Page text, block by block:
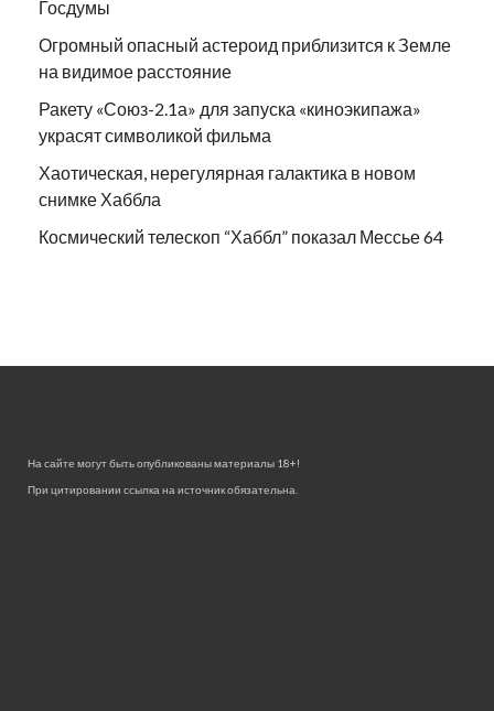
Госдумы
Огромный опасный астероид приблизится к Земле
на видимое расстояние
Ракету «Союз-2.1а» для запуска «киноэкипажа»
украсят символикой фильма
Хаотическая, нерегулярная галактика в новом
снимке Хаббла
Космический телескоп “Хаббл” показал Мессье 64
На сайте могут быть опубликованы материалы 18+!
При цитировании ссылка на источник обязательна.